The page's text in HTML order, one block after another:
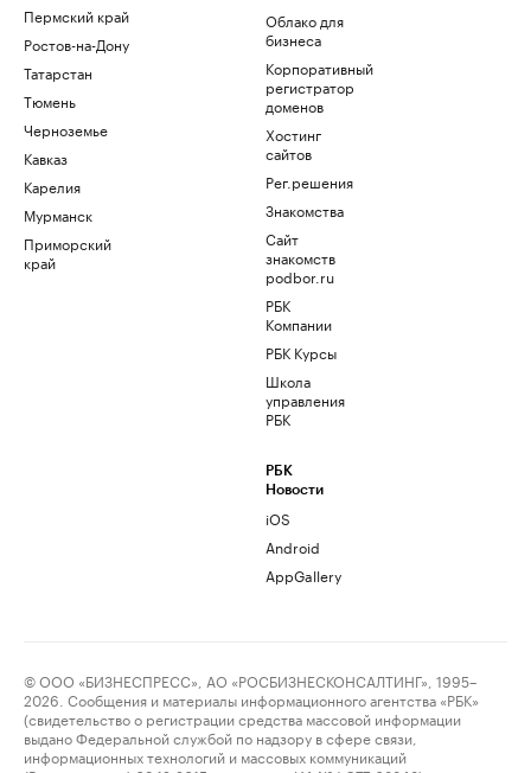
Пермский край
Ростов-на-Дону
Татарстан
Тюмень
Черноземье
Кавказ
Карелия
Мурманск
Приморский
край
Облако для
бизнеса
Корпоративный
регистратор
доменов
Хостинг
сайтов
Рег.решения
Знакомства
Сайт
знакомств
podbor.ru
РБК
Компании
РБК Курсы
Школа
управления
РБК
РБК
Новости
iOS
Android
AppGallery
© ООО «БИЗНЕСПРЕСС», АО «РОСБИЗНЕСКОНСАЛТИНГ», 1995–
2026. Сообщения и материалы информационного агентства «РБК»
(свидетельство о регистрации средства массовой информации
выдано Федеральной службой по надзору в сфере связи,
информационных технологий и массовых коммуникаций